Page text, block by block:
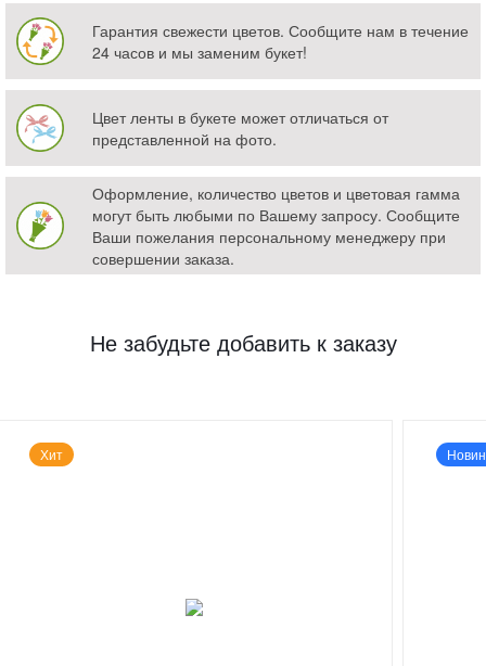
Гарантия свежести цветов. Сообщите нам в течение
24 часов и мы заменим букет!
Цвет ленты в букете может отличаться от
представленной на фото.
Оформление, количество цветов и цветовая гамма
могут быть любыми по Вашему запросу. Сообщите
Ваши пожелания персональному менеджеру при
совершении заказа.
Не забудьте добавить к заказу
Хит